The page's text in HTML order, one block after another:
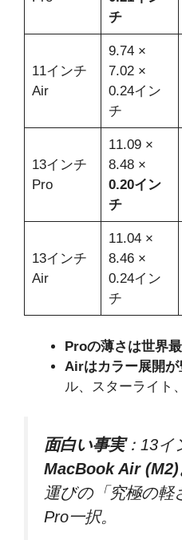
チ
11インチ
Air
9.74 ×
7.02 ×
0.24イン
チ
13インチ
Pro
11.09 ×
8.48 ×
0.20イン
チ
13インチ
Air
11.04 ×
8.46 ×
0.24イン
チ
Proの薄さは世界
Airはカラー展開が
ル、スターライト
面白い事実：13イ
MacBook Air
運びの「究極の軽
Pro一択。